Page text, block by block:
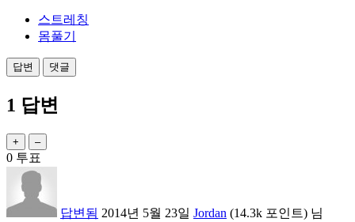
스트레칭
몸풀기
1 답변
0 투표
답변됨 2014년 5월 23일 Jordan (14.3k 포인트) 님